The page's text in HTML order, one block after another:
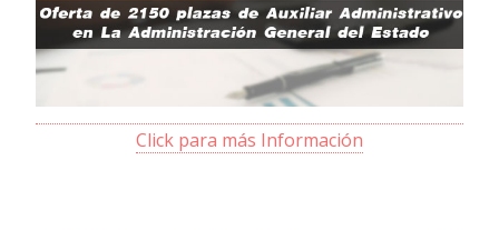
Click para más Información